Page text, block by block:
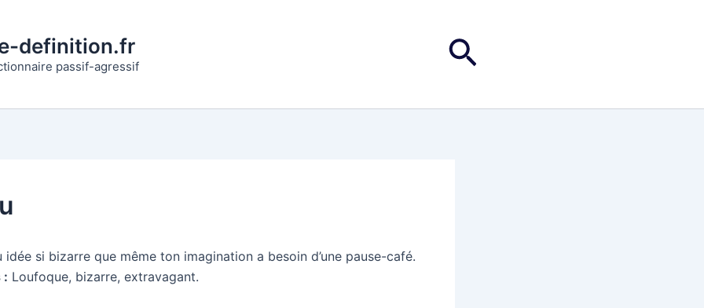
definition.fr
passif-agressif Rechercher
idée si bizarre que même ton imagination a besoin d’une pause-café.
: Loufoque, bizarre, extravagant.